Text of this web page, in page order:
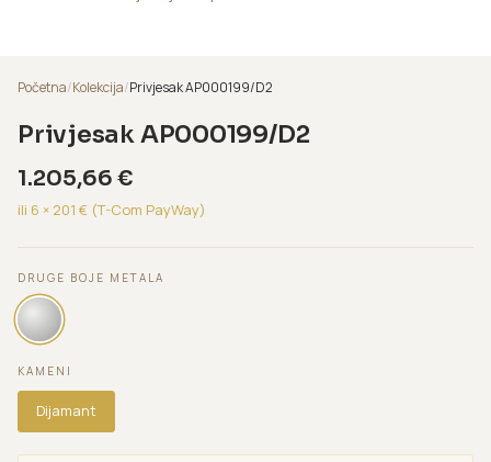
Početna/Kolekcija/Privjesak AP000199/D2
Privjesak AP000199/D2
1.205,66 €
ili 6 × 201 € (T-Com PayWay)
DRUGE BOJE METALA
KAMENI
Dijamant